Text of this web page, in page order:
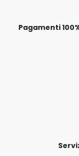
Pagamenti